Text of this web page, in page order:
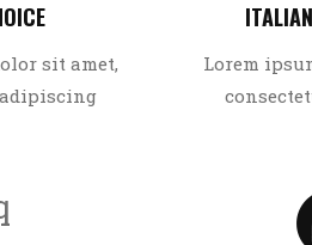
sit amet,
Lorem